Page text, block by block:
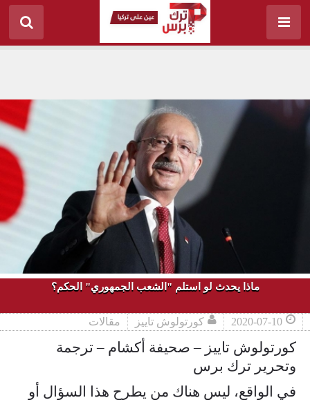
ماذا يحدث لو استلم "الشعب الجمهوري" الحكم؟
2020-07-10 كورتولوش تاييز مقالات
كورتولوش تاييز – صحيفة أكشام – ترجمة
وتحرير ترك برس
في الواقع، ليس هناك من يطرح هذا السؤال أو